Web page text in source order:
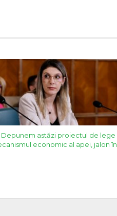
Depunem astăzi proiectul de lege
economic al apei, jalon în